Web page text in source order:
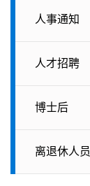
人事通知
人才招聘
博士后
离退休人员